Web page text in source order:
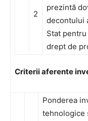
2
prezintă
decontului
Stat
drept de
Criterii aferente
Ponderea
tehnologice